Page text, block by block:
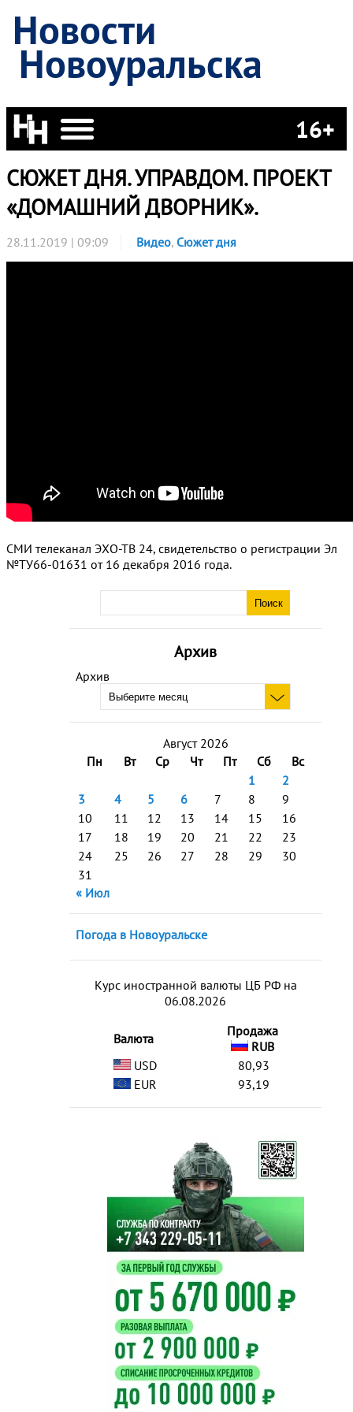
Новости
Новоуральска
16+
Архив
Архив
Август 2026
Пн
Вт Ср Чт Пт Сб
Вс
1
2
3
4 5 6 7 8
9
10
11 12 13 14 15
16
17
18 19 20 21 22
23
24
25 26 27 28 29
30
31
« Июл
Погода в Новоуральске
Курс иностранной валюты ЦБ РФ на
06.08.2026
Валюта
Продажа
RUB
USD
80,93
EUR
93,19
СЮЖЕТ ДНЯ. УПРАВДОМ. ПРОЕКТ
«ДОМАШНИЙ ДВОРНИК».
28.11.2019 | 09:09 Видео, Сюжет дня
СМИ телеканал ЭХО-ТВ 24, свидетельство о регистрации Эл
№ТУ66-01631 от 16 декабря 2016 года.